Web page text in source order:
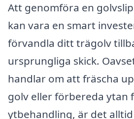
Att genomföra en
kan vara en smart
förvandla ditt trägolv
ursprungliga skick.
handlar om att fräscha
golv eller förbereda ytan
ytbehandling, är det